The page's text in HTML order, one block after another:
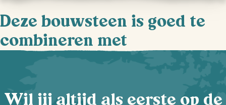
Deze bouwsteen is goed te
combineren met
Wil jij altijd als eerste op de